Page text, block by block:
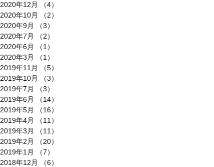
2020年12月
（4）
2020年10月
（2）
2020年9月
（3）
2020年7月
（2）
2020年6月
（1）
2020年3月
（1）
2019年11月
（5）
2019年10月
（3）
2019年7月
（3）
2019年6月
（14）
2019年5月
（16）
2019年4月
（11）
2019年3月
（11）
2019年2月
（20）
2019年1月
（7）
2018年12月
（6）